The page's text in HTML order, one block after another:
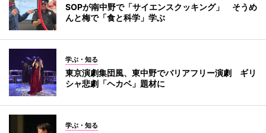
SOPが南中野で「サイエンスクッキング」 そうめ
んと梅で「食と科学」学ぶ
学ぶ・知る
東京演劇集団風、東中野でバリアフリー演劇 ギリ
シャ悲劇「ヘカベ」題材に
学ぶ・知る